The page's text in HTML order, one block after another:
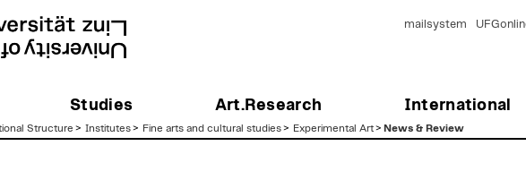
Studies Art.Research International
mailsystem
Structure > Institutes> Fine arts and cultural studies> Experimental Art> News & Review